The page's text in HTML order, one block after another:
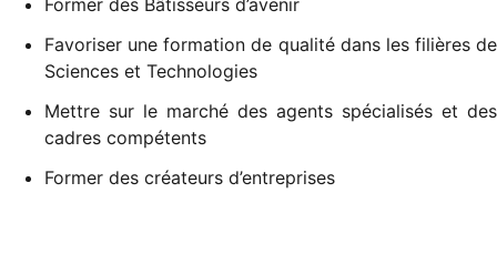
Former des Bâtisseurs d’avenir
Favoriser une formation de qualité dans les filières de
Sciences et Technologies
Mettre sur le marché des agents spécialisés et des
cadres compétents
Former des créateurs d’entreprises